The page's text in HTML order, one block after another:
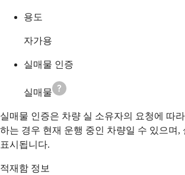
용도
자가용
실매물 인증
실매물
실매물 인증은 차량 실 소유자의 요청에 따
하는 경우 현재 운행 중인 차량일 수 있으며,
표시됩니다.
적재함 정보